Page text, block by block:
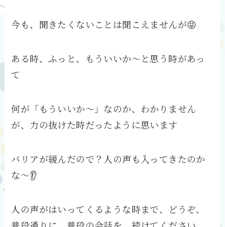
今も、聞きたくないことは聞こえませんが😝
ある時、ふっと、もういいか～と思う時があっ
て
何が「もういいか～」なのか、わかりません
が、力の抜けた時だったように思います
バリアが緩んだので？人の声も入ってきたのか
な～👂
人の声がはいってくるような時まで、どうぞ、